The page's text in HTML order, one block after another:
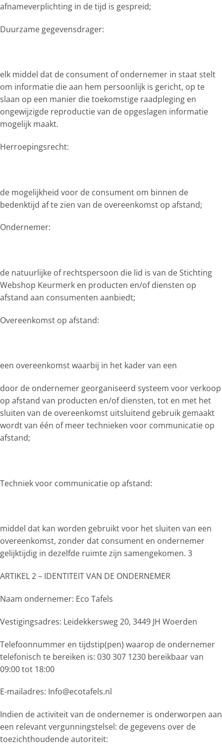
afnameverplichting in de tijd is gespreid;
Duurzame gegevensdrager:
elk middel dat de consument of ondernemer in staat stelt
om informatie die aan hem persoonlijk is gericht, op te
slaan op een manier die toekomstige raadpleging en
ongewijzigde reproductie van de opgeslagen informatie
mogelijk maakt.
Herroepingsrecht:
de mogelijkheid voor de consument om binnen de
bedenktijd af te zien van de overeenkomst op afstand;
Ondernemer:
de natuurlijke of rechtspersoon die lid is van de Stichting
Webshop Keurmerk en producten en/of diensten op
afstand aan consumenten aanbiedt;
Overeenkomst op afstand:
een overeenkomst waarbij in het kader van een
door de ondernemer georganiseerd systeem voor verkoop
op afstand van producten en/of diensten, tot en met het
sluiten van de overeenkomst uitsluitend gebruik gemaakt
wordt van één of meer technieken voor communicatie op
afstand;
Techniek voor communicatie op afstand:
middel dat kan worden gebruikt voor het sluiten van een
overeenkomst, zonder dat consument en ondernemer
gelijktijdig in dezelfde ruimte zijn samengekomen. 3
ARTIKEL 2 – IDENTITEIT VAN DE ONDERNEMER
Naam ondernemer: Eco Tafels
Vestigingsadres: Leidekkersweg 20, 3449 JH Woerden
Telefoonnummer en tijdstip(pen) waarop de ondernemer
telefonisch te bereiken is: 030 307 1230 bereikbaar van
09:00 tot 18:00
E-mailadres: Info@ecotafels.nl
Indien de activiteit van de ondernemer is onderworpen aan
een relevant vergunningstelsel: de gegevens over de
toezichthoudende autoriteit: